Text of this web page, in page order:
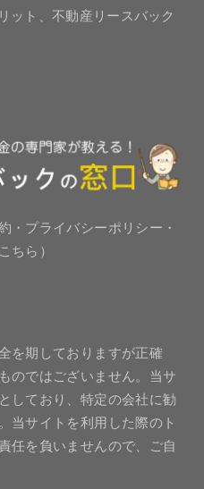
ット、不動産リースバック
・プライバシーポリシー・
ちら）
を期しておりますが正確
のではございません。当サ
しており、特定の会社に勧
当サイトを利用した際のト
任を負いませんので、ご自